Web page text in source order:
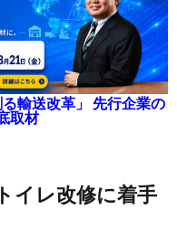
輸送改革」 先行企業の
取材
イレ改修に着手